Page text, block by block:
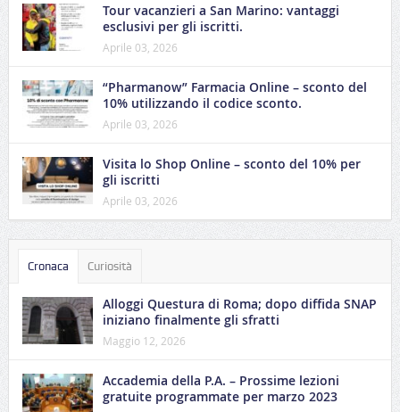
Tour vacanzieri a San Marino: vantaggi
esclusivi per gli iscritti.
Aprile 03, 2026
“Pharmanow” Farmacia Online – sconto del
10% utilizzando il codice sconto.
Aprile 03, 2026
Visita lo Shop Online – sconto del 10% per
gli iscritti
Aprile 03, 2026
Cronaca Curiosità
Alloggi Questura di Roma; dopo diffida SNAP
iniziano finalmente gli sfratti
Maggio 12, 2026
Accademia della P.A. – Prossime lezioni
gratuite programmate per marzo 2023